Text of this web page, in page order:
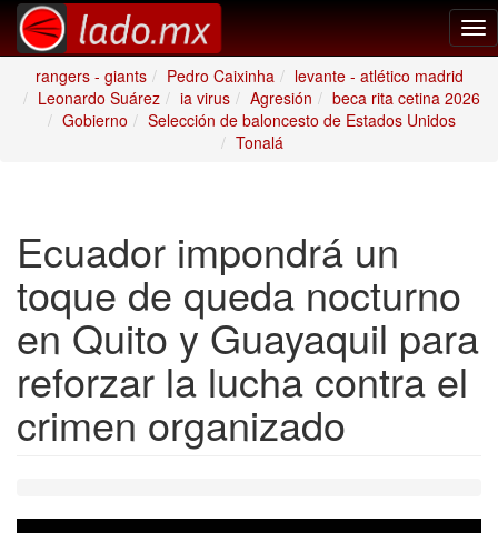
rangers - giants
Pedro Caixinha
levante - atlético madrid
Leonardo Suárez
ia virus Agresión
beca rita cetina 2026
Gobierno
Selección de baloncesto de Estados Unidos
Tonalá
Ecuador impondrá un
toque de queda nocturno
en Quito y Guayaquil para
reforzar la lucha contra el
crimen organizado